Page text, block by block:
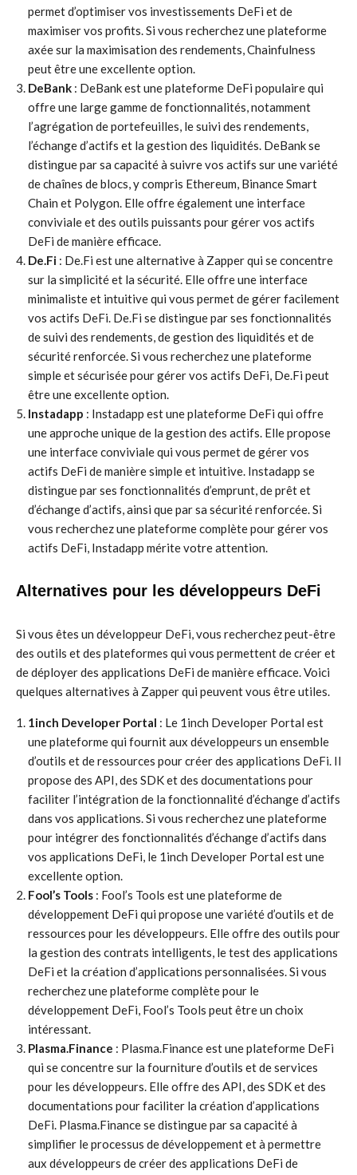
permet d’optimiser vos investissements DeFi et de
maximiser vos profits. Si vous recherchez une plateforme
axée sur la maximisation des rendements, Chainfulness
peut être une excellente option.
DeBank : DeBank est une plateforme DeFi populaire qui
offre une large gamme de fonctionnalités, notamment
l’agrégation de portefeuilles, le suivi des rendements,
l’échange d’actifs et la gestion des liquidités. DeBank se
distingue par sa capacité à suivre vos actifs sur une variété
de chaînes de blocs, y compris Ethereum, Binance Smart
Chain et Polygon. Elle offre également une interface
conviviale et des outils puissants pour gérer vos actifs
DeFi de manière efficace.
De.Fi : De.Fi est une alternative à Zapper qui se concentre
sur la simplicité et la sécurité. Elle offre une interface
minimaliste et intuitive qui vous permet de gérer facilement
vos actifs DeFi. De.Fi se distingue par ses fonctionnalités
de suivi des rendements, de gestion des liquidités et de
sécurité renforcée. Si vous recherchez une plateforme
simple et sécurisée pour gérer vos actifs DeFi, De.Fi peut
être une excellente option.
Instadapp : Instadapp est une plateforme DeFi qui offre
une approche unique de la gestion des actifs. Elle propose
une interface conviviale qui vous permet de gérer vos
actifs DeFi de manière simple et intuitive. Instadapp se
distingue par ses fonctionnalités d’emprunt, de prêt et
d’échange d’actifs, ainsi que par sa sécurité renforcée. Si
vous recherchez une plateforme complète pour gérer vos
actifs DeFi, Instadapp mérite votre attention.
Alternatives pour les développeurs DeFi
Si vous êtes un développeur DeFi, vous recherchez peut-être
des outils et des plateformes qui vous permettent de créer et
de déployer des applications DeFi de manière efficace. Voici
quelques alternatives à Zapper qui peuvent vous être utiles.
1inch Developer Portal : Le 1inch Developer Portal est
une plateforme qui fournit aux développeurs un ensemble
d’outils et de ressources pour créer des applications DeFi. Il
propose des API, des SDK et des documentations pour
faciliter l’intégration de la fonctionnalité d’échange d’actifs
dans vos applications. Si vous recherchez une plateforme
pour intégrer des fonctionnalités d’échange d’actifs dans
vos applications DeFi, le 1inch Developer Portal est une
excellente option.
Fool’s Tools : Fool’s Tools est une plateforme de
développement DeFi qui propose une variété d’outils et de
ressources pour les développeurs. Elle offre des outils pour
la gestion des contrats intelligents, le test des applications
DeFi et la création d’applications personnalisées. Si vous
recherchez une plateforme complète pour le
développement DeFi, Fool’s Tools peut être un choix
intéressant.
Plasma.Finance : Plasma.Finance est une plateforme DeFi
qui se concentre sur la fourniture d’outils et de services
pour les développeurs. Elle offre des API, des SDK et des
documentations pour faciliter la création d’applications
DeFi. Plasma.Finance se distingue par sa capacité à
simplifier le processus de développement et à permettre
aux développeurs de créer des applications DeFi de